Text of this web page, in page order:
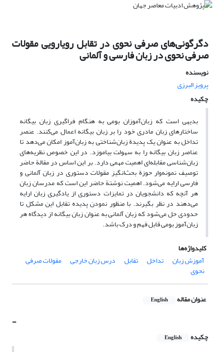
دگرگونی‌های صرفی نحوی در تقابل رویارویی مقولات
صرفی نحوی در زبان فارسی و آلمانی
نویسنده
پرویز البرزی
چکیده
بدیهی است که زبان‌آموزان بومی به هنگام فراگیری زبان بیگانه
ساختارهای زبان مادری خود را بر زبان بیگانه اعمال می‌کنند. عنصر
تداخل به عنوان یک پدیدة زبان‌شناختی به زبان‌آموز امکان می‌دهد تا
عناصر زبان بیگانه را به سهولت بیاموزد. در این خصوص نظریه‌های
زبان‌شناسی مقابله‌ای اهمیت مهمی دارد. بر این اساس در مقالة حاضر
توصیف نمونه‌وار حوزة بحث‌انگیز مقولات دستوری در زبان آلمانی و
فارسی ارایه می‌شود. اهمیت نوشتة حاضر این است که مدرسان زبان
هر آنچه که دانشجویان در تمایزات دستوری از یادگیری زبان ارایه
می‌دهند در نظر بگیرند. با منظور نمودن پدیده تقابل این مشکل تا
حدودی حل می‌شود که زبان آلمانی به عنوان زبان بیگانه از دیدگاه هر
زبان‌آموز بومی قابل فهم و درک باشد.
کلیدواژه‌ها
آموزش زبان
تداخل تقابل درس زبان خارجی مقولات صرفی
نحوی
عنوان مقاله English
-
چکیده English